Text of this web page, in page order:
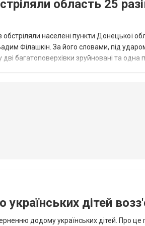
область 25
населені пункти Донецької
Філашкін. За його словами, під
багатоповерхівки зруйновані та
українських дітей
додому українських дітей. Про це